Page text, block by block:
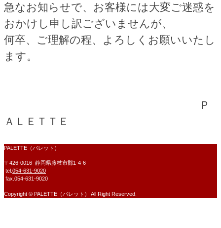
急なお知らせで、お客様には大変ご迷惑を
おかけし申し訳ございませんが、
何卒、ご理解の程、よろしくお願いいたし
ます。
Ｐ
ＡＬＥＴＴＥ
PALETTE（パレット）
〒426-0016 静岡県藤枝市郡1-4-6
tel. 054-631-9020
fax.054-631-9020
Copyright © PALETTE（パレット） All Right Reserved.